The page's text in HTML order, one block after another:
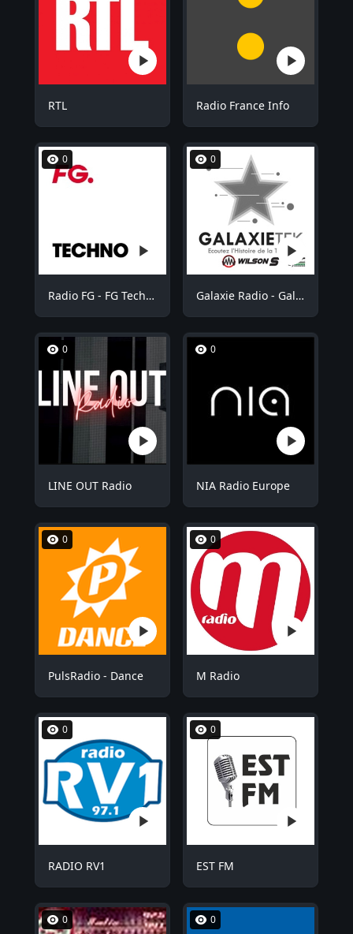
RTL Radio France Info
0
Radio FG - FG Techno
0
Galaxie Radio - GalaxieTek
0
LINE OUT Radio
0
NIA Radio Europe
0
PulsRadio - Dance
0
M Radio
0
RADIO RV1
0
EST FM
0 0